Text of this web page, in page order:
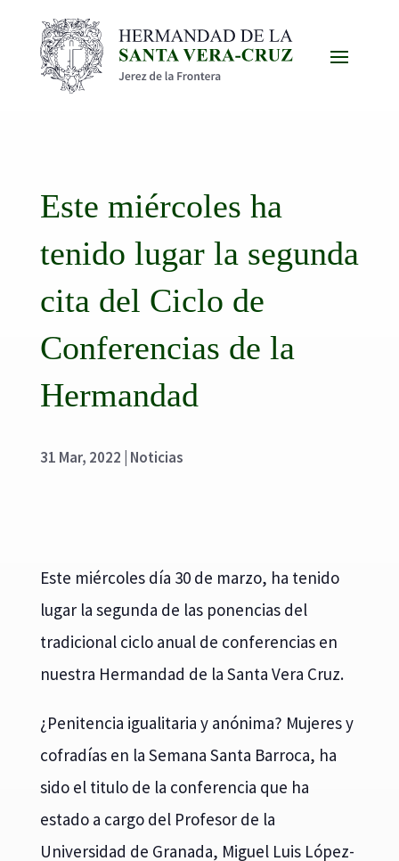
Este miércoles ha
tenido lugar la segunda
cita del Ciclo de
Conferencias de la
Hermandad
31 Mar, 2022 Noticias
Este miércoles día 30 de marzo, ha tenido
lugar la segunda de las ponencias del
tradicional ciclo anual de conferencias en
nuestra Hermandad de la Santa Vera Cruz.
¿Penitencia igualitaria y anónima? Mujeres y
cofradías en la Semana Santa Barroca, ha
sido el titulo de la conferencia que ha
estado a cargo del Profesor de la
Universidad de Granada, Miguel Luis López-